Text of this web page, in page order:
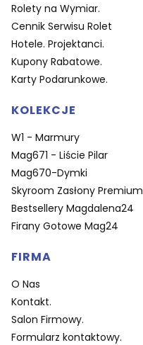
Rolety na Wymiar.
Cennik Serwisu Rolet
Hotele. Projektanci.
Kupony Rabatowe.
Karty Podarunkowe.
KOLEKCJE
W1 - Marmury
Mag671 - Liście Pilar
Mag670-Dymki
Skyroom Zasłony Premium
Bestsellery Magdalena24
Firany Gotowe Mag24
FIRMA
O Nas
Kontakt.
Salon Firmowy.
Formularz kontaktowy.